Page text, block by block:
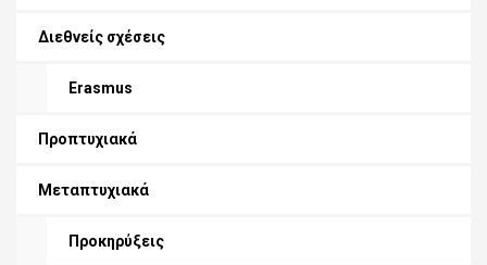
Διεθνείς σχέσεις
Erasmus
Προπτυχιακά
Μεταπτυχιακά
Προκηρύξεις